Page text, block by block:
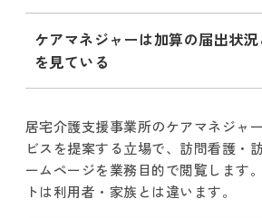
ケアマネジャーは加算の届出状
を見ている
居宅介護支援事業所のケアマネジャ
ビスを提案する立場で、訪問看護・
ームページを業務目的で閲覧します
トは利用者・家族とは違います。